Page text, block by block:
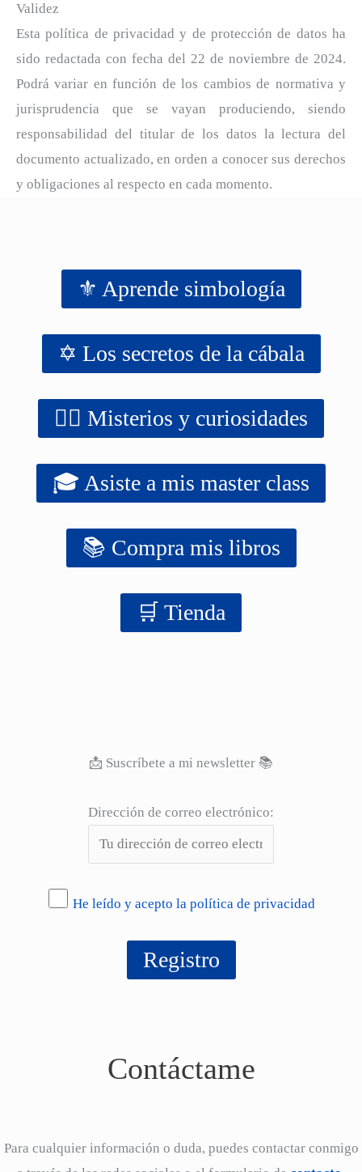
Validez
Esta política de privacidad y de protección de datos ha
sido redactada con fecha del 22 de noviembre de 2024.
Podrá variar en función de los cambios de normativa y
jurisprudencia que se vayan produciendo, siendo
responsabilidad del titular de los datos la lectura del
documento actualizado, en orden a conocer sus derechos
y obligaciones al respecto en cada momento.
⚜️ Aprende simbología
✡️ Los secretos de la cábala
‍‍‍‍‍🧙‍♂️ Misterios y curiosidades
🎓 Asiste a mis master class
📚 Compra mis libros
‍‍🛒 Tienda
📩 Suscríbete a mi newsletter 📚
Dirección de correo electrónico:
He leído y acepto la política de privacidad
Contáctame
Para cualquier información o duda, puedes contactar conmigo